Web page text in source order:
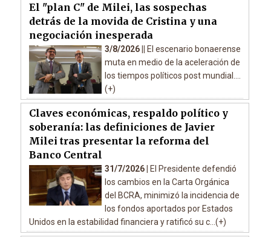
El "plan C" de Milei, las sospechas
detrás de la movida de Cristina y una
negociación inesperada
3/8/2026 ||
El escenario bonaerense
muta en medio de la aceleración de
los tiempos políticos post mundial....
(+)
Claves económicas, respaldo político y
soberanía: las definiciones de Javier
Milei tras presentar la reforma del
Banco Central
31/7/2026 |
El Presidente defendió
los cambios en la Carta Orgánica
del BCRA, minimizó la incidencia de
los fondos aportados por Estados
Unidos en la estabilidad financiera y ratificó su c...(+)